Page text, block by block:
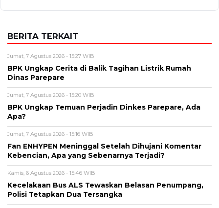
BERITA TERKAIT
Jumat, 7 Agustus 2026 - 15:27 WIB
BPK Ungkap Cerita di Balik Tagihan Listrik Rumah
Dinas Parepare
Jumat, 7 Agustus 2026 - 15:20 WIB
BPK Ungkap Temuan Perjadin Dinkes Parepare, Ada
Apa?
Jumat, 7 Agustus 2026 - 15:16 WIB
Fan ENHYPEN Meninggal Setelah Dihujani Komentar
Kebencian, Apa yang Sebenarnya Terjadi?
Kamis, 6 Agustus 2026 - 15:46 WIB
Kecelakaan Bus ALS Tewaskan Belasan Penumpang,
Polisi Tetapkan Dua Tersangka